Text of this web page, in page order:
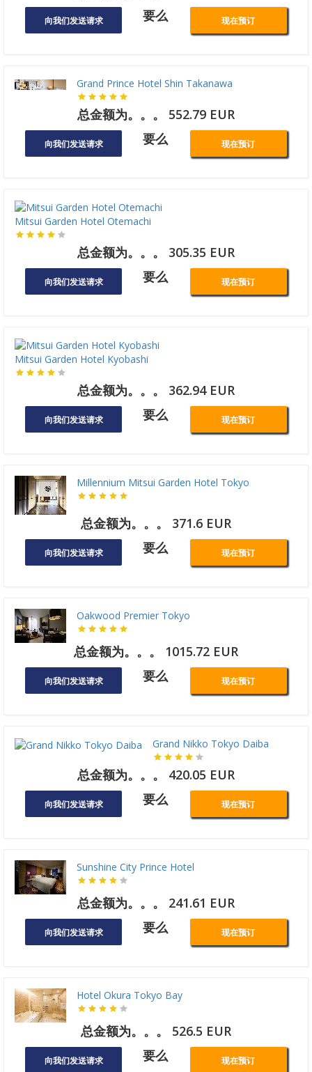
向我们发送请求 要么 现在预订
Grand Prince Hotel Shin Takanawa
总金额为。。。 552.79 EUR
向我们发送请求 要么 现在预订
Mitsui Garden Hotel Otemachi
总金额为。。。 305.35 EUR
向我们发送请求 要么 现在预订
Mitsui Garden Hotel Kyobashi
总金额为。。。 362.94 EUR
向我们发送请求 要么 现在预订
Millennium Mitsui Garden Hotel Tokyo
总金额为。。。 371.6 EUR
向我们发送请求 要么 现在预订
Oakwood Premier Tokyo
总金额为。。。 1015.72 EUR
向我们发送请求 要么 现在预订
Grand Nikko Tokyo Daiba
总金额为。。。 420.05 EUR
向我们发送请求 要么 现在预订
Sunshine City Prince Hotel
总金额为。。。 241.61 EUR
向我们发送请求 要么 现在预订
Hotel Okura Tokyo Bay
总金额为。。。 526.5 EUR
向我们发送请求 要么 现在预订